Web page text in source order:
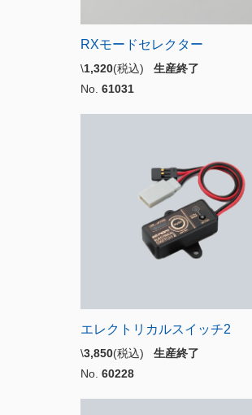
RXモードセレクター
\1,320(税込) 生産終了
No. 61031
エレクトリカルスイッチ2
\3,850(税込) 生産終了
No. 60228